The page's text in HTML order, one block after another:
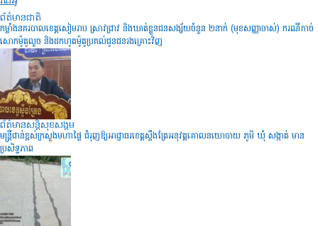
ព័ត៌មានជាតិ
កម្លាំងនគរបាលខេត្តសៀមរាប ស្រាវជ្រាវ និងឃាត់ខ្លួនជនសង្ស័យចំនួន ២នាក់ (មុខសញ្ញាចាស់) ករណីកាច់
សោកម៉ូតូលួច និងដកហូតម៉ូតូប្រគល់ជូនជនរងគ្រោះវិញ
ព័ត៌មានសន្តិសុខ​សង្គម
មន្រ្តីជាន់ខ្ពស់ក្រសួងមហាផ្ទៃ ជំរុញឱ្យអាជ្ញាធរខេត្តស្ទឹងត្រែអនុវត្តគោលនយោបាយ ភូមិ ឃុំ សង្កាត់ មាន
ប្រសិទ្ធភាព